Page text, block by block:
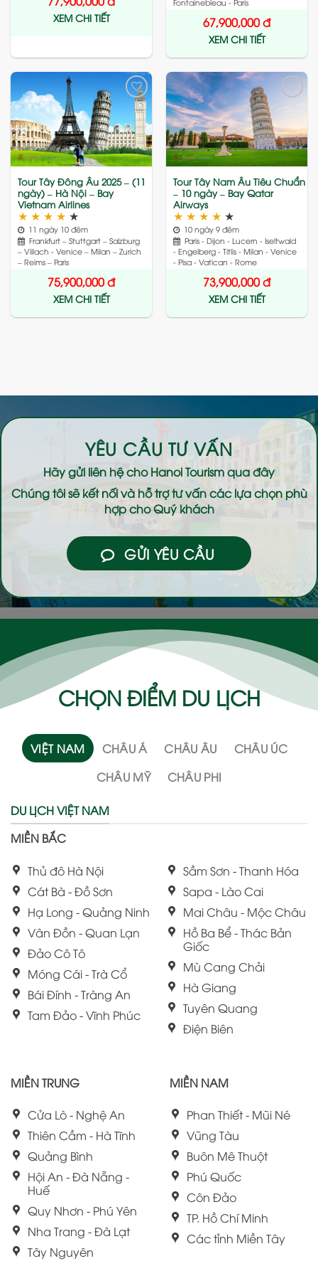
XEM CHI TIẾT
Fontainebleau - Paris
67,900,000đ
XEM CHI TIẾT
Add
to
wishlist
Tour Tây Đông Âu 2025 – (11
ngày) – Hà Nội – Bay
Vietnam Airlines
★ ★ ★ ★ ★
11 ngày 10 đêm
Frankfurt – Stuttgart – Salzburg
– Villach - Venice – Milan – Zurich
– Reims – Paris
75,900,000đ
XEM CHI TIẾT
Add
wishlist
Tour Tây Nam Âu Tiêu Chuẩn
– 10 ngày – Bay Qatar
Airways
★ ★ ★ ★ ★
10 ngày 9 đêm
Paris - Dijon - Lucern - Iseltwald
- Engelberg - Titlis - Milan - Venice
- Pisa - Vatican - Rome
73,900,000đ
XEM CHI TIẾT
YÊU CẦU TƯ VẤN
Hãy gửi liên hệ choHanoi Tourismqua đây
Chúng tôi sẽ kết nối và hỗ trợ tư vấn các lựa chọn phù
hợp cho Quý khách
GỬI YÊU CẦU
CHỌN ĐIỂM DU LỊCH
VIỆT NAM CHÂU Á CHÂU ÂU
CHÂU ÚC
CHÂU MỸ
CHÂU PHI
DU LỊCH VIỆT NAM
MIỀN BẮC
Thủ đô Hà Nội
Cát Bà - Đồ Sơn
Hạ Long - Quảng Ninh
Vân Đồn - Quan Lạn
Đảo Cô Tô
Móng Cái - Trà Cổ
Bái Đính - Tràng An
Tam Đảo - Vĩnh Phúc
Sầm Sơn - Thanh Hóa
Sapa - Lào Cai
Mai Châu - Mộc Châu
Hồ Ba Bể - Thác Bản
Giốc
Mù Cang Chải
Hà Giang
Tuyên Quang
Điện Biên
MIỀN TRUNG
Cửa Lò - Nghệ An
Thiên Cầm - Hà Tĩnh
Quảng Bình
Hội An - Đà Nẵng -
Huế
Quy Nhơn - Phú Yên
Nha Trang - Đà Lạt
Tây Nguyên
MIỀN NAM
Phan Thiết - Mũi Né
Vũng Tàu
Buôn Mê Thuột
Phú Quốc
Côn Đảo
TP. Hồ Chí Minh
Các tỉnh Miền Tây